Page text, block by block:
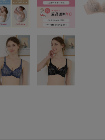
M-CD
L-CD L-EF